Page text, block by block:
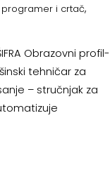
programer i crtač,
Obrazovni profil-
tehničar za
– stručnjak za